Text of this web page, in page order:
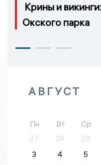
Крины и
Окского парка
АВГУСТ
Пн Вт Ср
27
28 29
3
4 5